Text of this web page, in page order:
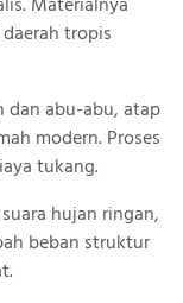
tropis
dan abu-abu, atap
modern. Proses
tukang.
hujan ringan,
beban struktur